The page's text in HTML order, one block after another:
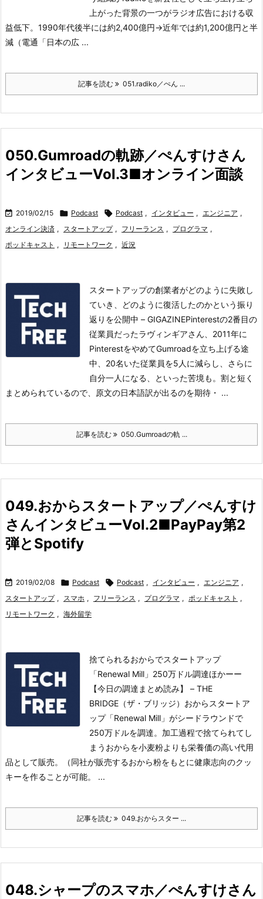
上がった背景の一つがラジオ広告における収
益低下。1990年代後半には約2,400億円→近年では約1,200億円と半
減（電通「日本の広 ...
記事を読む 051.radiko／ぺん ...
050.Gumroadの軌跡／ぺんすけさん
インタビューVol.3■オンライン面談
 2019/02/15  Podcast  Podcast , インタビュー , エンジニア ,
オンライン決済 , スタートアップ , フリーランス , プログラマ ,
ポッドキャスト , リモートワーク , 近況
スタートアップの創業者がどのように失敗し
ていき、どのように復活したのかという振り
返りを公開中 – GIGAZINEPinterestの2番目の
従業員だったラヴィンギアさん、2011年に
PinterestをやめてGumroadを立ち上げる途
中、20名いた従業員を5人に減らし、さらに
自分一人になる、といった苦境も。 割と短く
まとめられているので、原文の日本語訳が出るのを期待・ ...
記事を読む 050.Gumroadの軌 ...
049.おからスタートアップ／ぺんすけ
さんインタビューVol.2■PayPay第2
弾とSpotify
 2019/02/08  Podcast  Podcast , インタビュー , エンジニア ,
スタートアップ , スマホ , フリーランス , プログラマ , ポッドキャスト ,
リモートワーク , 海外留学
捨てられるおからでスタートアップ
「Renewal Mill」250万ドル調達ほかーー
【今日の調達まとめ読み】 – THE
BRIDGE（ザ・ブリッジ）おからスタートア
ップ「Renewal Mill」がシードラウンドで
250万ドルを調達。 加工過程で捨てられてし
まうおからを小麦粉よりも栄養価の高い代用
品として販売。（同社が販売するおから粉をもとに健康志向のクッ
キーを作ることが可能。 ...
記事を読む 049.おからスター ...
048.シャープのスマホ／ぺんすけさん